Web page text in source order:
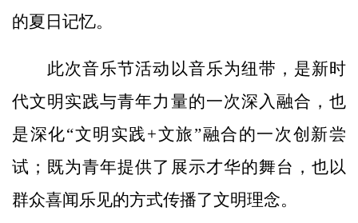
的夏日记忆。
此次音乐节活动以音乐为纽带，是新时
代文明实践与青年力量的一次深入融合，也
是深化“文明实践+文旅”融合的一次创新尝
试；既为青年提供了展示才华的舞台，也以
群众喜闻乐见的方式传播了文明理念。